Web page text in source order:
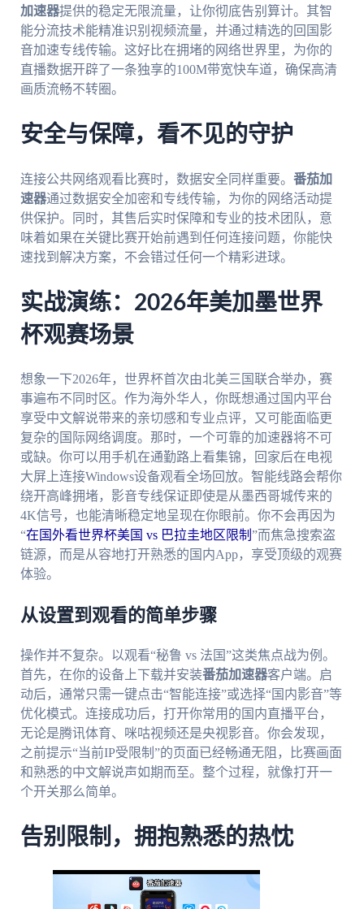
加速器提供的稳定无限流量，让你彻底告别算计。其智
能分流技术能精准识别视频流量，并通过精选的回国影
音加速专线传输。这好比在拥堵的网络世界里，为你的
直播数据开辟了一条独享的100M带宽快车道，确保高清
画质流畅不转圈。
安全与保障，看不见的守护
连接公共网络观看比赛时，数据安全同样重要。 番茄加
速器通过数据安全加密和专线传输，为你的网络活动提
供保护。同时，其售后实时保障和专业的技术团队，意
味着如果在关键比赛开始前遇到任何连接问题，你能快
速找到解决方案，不会错过任何一个精彩进球。
实战演练：2026年美加墨世界
杯观赛场景
想象一下2026年，世界杯首次由北美三国联合举办，赛
事遍布不同时区。作为海外华人，你既想通过国内平台
享受中文解说带来的亲切感和专业点评，又可能面临更
复杂的国际网络调度。那时，一个可靠的加速器将不可
或缺。你可以用手机在通勤路上看集锦，回家后在电视
大屏上连接Windows设备观看全场回放。智能线路会帮你
绕开高峰拥堵，影音专线保证即使是从墨西哥城传来的
4K信号，也能清晰稳定地呈现在你眼前。你不会再因为
“在国外看世界杯美国 vs 巴拉圭地区限制 ”而焦急搜索盗
链源，而是从容地打开熟悉的国内App，享受顶级的观赛
体验。
从设置到观看的简单步骤
操作并不复杂。以观看“秘鲁 vs 法国”这类焦点战为例。
首先，在你的设备上下载并安装番茄加速器客户端。启
动后，通常只需一键点击“智能连接”或选择“国内影音”等
优化模式。连接成功后，打开你常用的国内直播平台，
无论是腾讯体育、咪咕视频还是央视影音。你会发现，
之前提示“当前IP受限制”的页面已经畅通无阻，比赛画面
和熟悉的中文解说声如期而至。整个过程，就像打开一
个开关那么简单。
告别限制，拥抱熟悉的热忱